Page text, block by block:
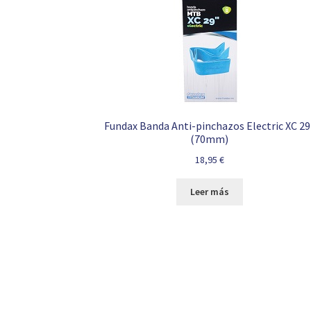
Fundax Banda Anti-pinchazos Electric XC
(70mm)
18,95 €
Leer más